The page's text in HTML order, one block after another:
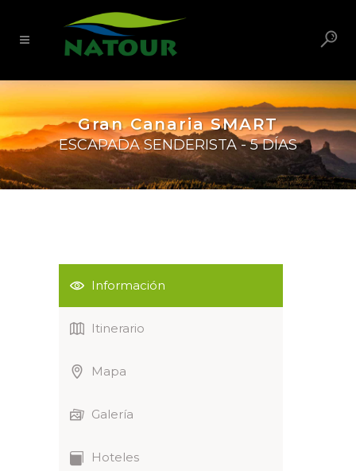
Gran Canaria SMART
ESCAPADA SENDERISTA - 5 DÍAS
Información
Itinerario
Mapa
Galería
Hoteles